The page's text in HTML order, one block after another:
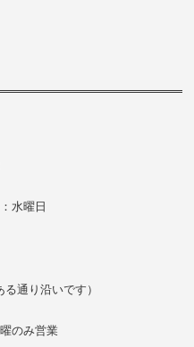
水曜日
通り沿いです）
のみ営業